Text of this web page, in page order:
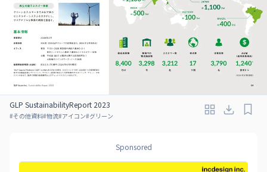
GLP SustainabilityReport 2023
#その他資料#物流#アイコン#グリーン
Sponsored